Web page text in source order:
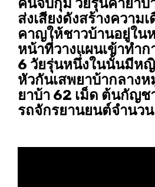
ค้นจับกุม วัยรุ่นค้ายาบ้
ส่งเสียงดังสร้างความ
คาญให้ชาวบ้านอยู่ใน
หน้าที่วางแผนเข้าทำ
6 วัยรุ่นหนึ่งในนั้นมีหญิ
หัวกันเสพยาบ้ากลาง
ยาบ้า 62 เม็ด ต้นกัญช
รถจักรยานยนต์จำนว